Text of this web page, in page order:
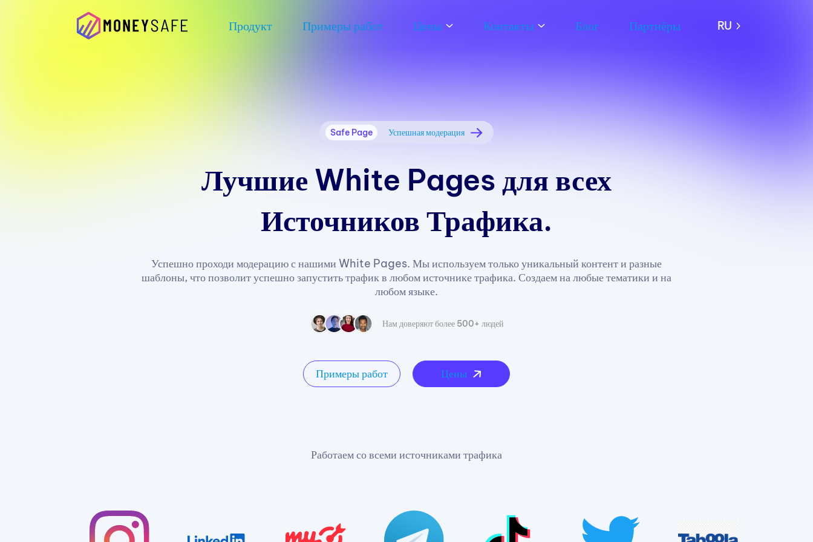
Продукт Примеры работ Цены Контакты Блог Партнёры RU
Safe Page Успешная модерация
Лучшие White Pages для всех
Источников Трафика.
Успешно проходи модерацию с нашими White Pages. Мы используем только уникальный контент и разные
шаблоны, что позволит успешно запустить трафик в любом источнике трафика. Создаем на любые тематики и на
любом языке.
Нам доверяют более 500+ людей
Примеры работ Цены
Работаем со всеми источниками трафика